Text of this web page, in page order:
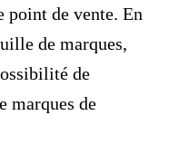
point de vente. En
de marques,
de
marques de